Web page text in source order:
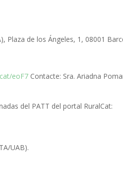
Plaza de los Ángeles, 1, 08001
eoF7 Contacte: Sra. Ariadna
del PATT del portal RuralCat:
UAB).